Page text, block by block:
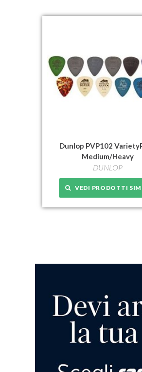
Dunlop PVP102
Medium/Heavy
DUNLOP
VEDI PRODOTTI